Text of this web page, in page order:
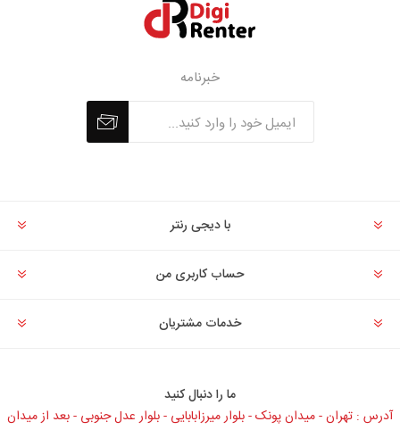
خبرنامه
با دیجی رنتر
حساب کاربری من
خدمات مشتریان
ما را دنبال کنید
آدرس : تهران - میدان پونک - بلوار میرزابابایی - بلوار عدل جنوبی - بعد از میدان